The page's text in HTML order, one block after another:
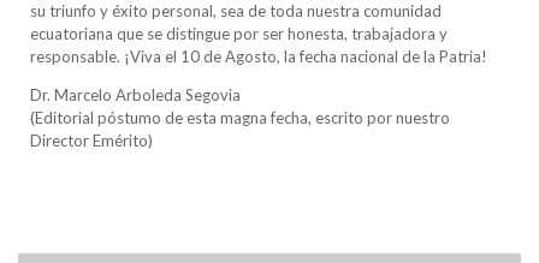
su triunfo y éxito personal, sea de toda nuestra comunidad
ecuatoriana que se distingue por ser honesta, trabajadora y
responsable. ¡Viva el 10 de Agosto, la fecha nacional de la Patria!
Dr. Marcelo Arboleda Segovia
(Editorial póstumo de esta magna fecha, escrito por nuestro
Director Emérito)